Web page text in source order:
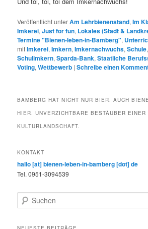
Veröffentlicht unterAm Lehrbienenstand,Im
Imkerei,Just for fun, Lokales (Stadt &
Termine "Bienen-leben-in-Bamberg",
mitImkerei,Imkern,Imkernachwuchs,Schule
Schulimkern,Sparda-Bank,Staatliche
Voting,Wettbewerb |Schreibe einen
BAMBERG HAT NICHT NUR BIER. AUCH
HIER. UNVERZICHTBARE BESTÄUBER EINER
KULTURLANDSCHAFT.
KONTAKT
hallo [at] bienen-leben-in-bamberg [dot] de
Tel. 0951-3094539
u
h